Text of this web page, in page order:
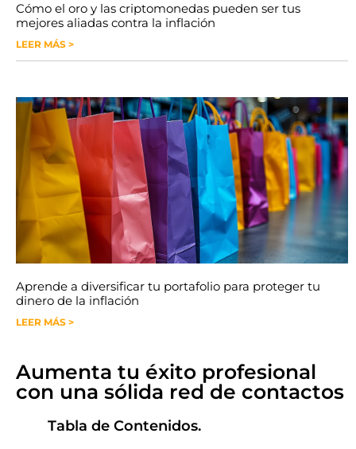
Cómo el oro y las criptomonedas pueden ser tus
mejores aliadas contra la inflación
LEER MÁS >
Aprende a diversificar tu portafolio para proteger tu
dinero de la inflación
LEER MÁS >
Aumenta tu éxito profesional
con una sólida red de contactos
Tabla de Contenidos.